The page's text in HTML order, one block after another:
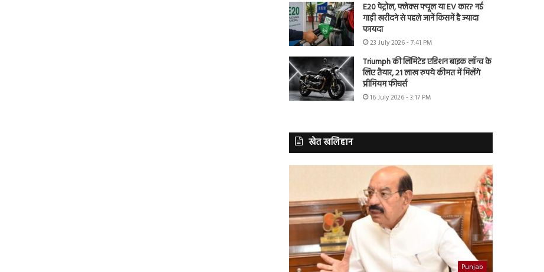
E20 पेट्रोल, फ्लेक्स फ्यूल या EV कार? नई
गाड़ी खरीदने से पहले जानें किसमें है ज्यादा
फायदा
23 July 2026 - 7:41 PM
Triumph की लिमिटेड एडिशन बाइक लॉन्च के
लिए तैयार, 21 लाख रुपये कीमत में मिलेंगे
प्रीमियम फीचर्स
16 July 2026 - 3:17 PM
खेत खलिहान
Punjab